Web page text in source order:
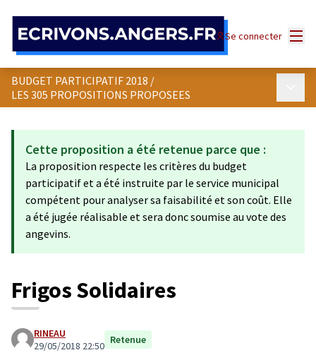
Se connecter
BUDGET PARTICIPATIF 2018 /
LES 305 PROPOSITIONS PROPOSEES
Cette proposition a été retenue parce que :
La proposition respecte les critères du budget
participatif et a été instruite par le service municipal
compétent pour analyser sa faisabilité et son coût. Elle
a été jugée réalisable et sera donc soumise au vote des
angevins.
Frigos Solidaires
RINEAU
29/05/2018 22:50 Retenue